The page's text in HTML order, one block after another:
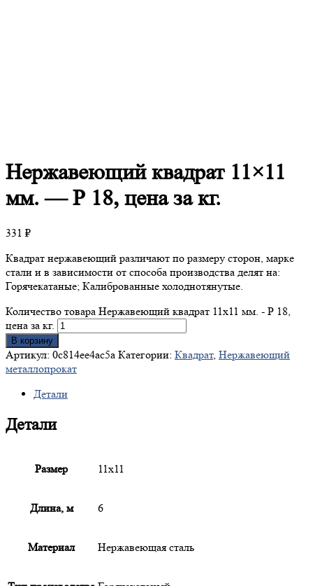
Нержавеющийквадрат 11×11
мм. — Р 18, цена за кг.
331 ₽
Квадрат нержавеющий различают по размеру сторон, марке
стали и в зависимости от способа производства делят на:
Горячекатаные; Калиброванные холоднотянутые.
Количество товара Нержавеющий квадрат 11x11 мм. - Р 18,
цена за кг.
В корзину
Артикул: 0c814ee4ac5a Категории: Квадрат, Нержавеющий
металлопрокат
Детали
Детали
Размер 11х11
Длина, м 6
Материал Нержавеющая сталь